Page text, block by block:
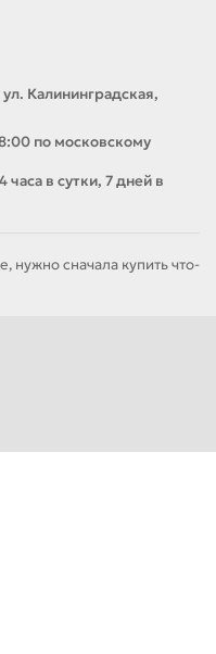
Калининградская,
по московскому
в сутки, 7 дней в
нужно сначала купить что-